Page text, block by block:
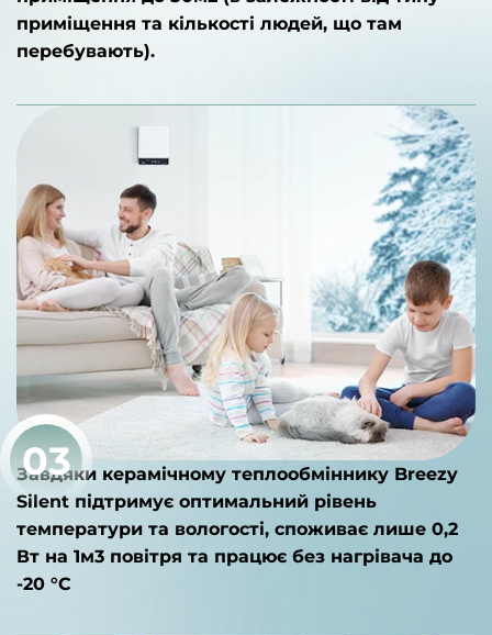
приміщення та кількості людей, що там
перебувають).
Завдяки керамічному теплообміннику Breezy
Silent підтримує оптимальний рівень
температури та вологості, споживає лише 0,2
Вт на 1м3 повітря та працює без нагрівача до
-20 °C
03